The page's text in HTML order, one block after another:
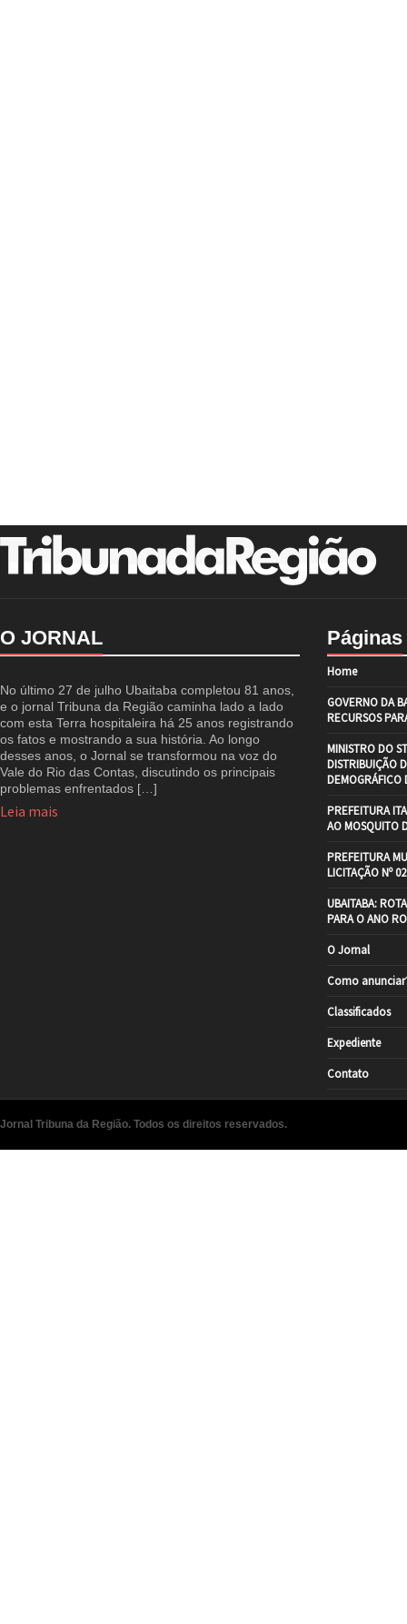
O JORNAL
No último 27 de julho Ubaitaba completou 81 anos,
e o jornal Tribuna da Região caminha lado a lado
com esta Terra hospitaleira há 25 anos registrando
os fatos e mostrando a sua história. Ao longo
desses anos, o Jornal se transformou na voz do
Vale do Rio das Contas, discutindo os principais
problemas enfrentados […]
Leia mais
Páginas
Home
GOVERNO DA
RECURSOS
MINISTRO DO
DISTRIBUIÇÃO
DEMOGRÁFICO
PREFEITURA
AO MOSQUITO
PREFEITURA
LICITAÇÃO Nº
UBAITABA:
PARA O ANO
O Jornal
Como
Classificados
Expediente
Contato
Jornal Tribuna da Região. Todos os direitos reservados.